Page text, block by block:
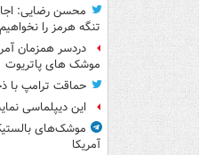
محسن رضایی:
تنگه هرمز را
دردسر همزمان
موشک های پاتریوت
حماقت ترامپ با
این دیپلماسی
موشک‌های
آمریکا